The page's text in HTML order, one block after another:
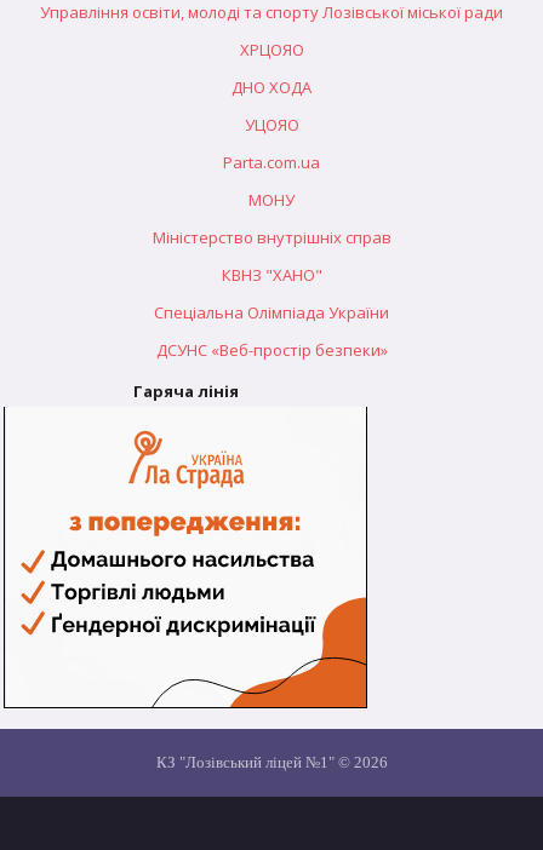
Управління освіти, молоді та спорту Лозівської міської ради
ХРЦОЯО
ДНО ХОДА
УЦОЯО
Parta.com.ua
МОНУ
Міністерство внутрішніх справ
КВНЗ "ХАНО"
Спеціальна Олімпіада України
ДСУНС «Веб-простір безпеки»
Гаряча лінія
КЗ "Лозівський ліцей №1" © 2026